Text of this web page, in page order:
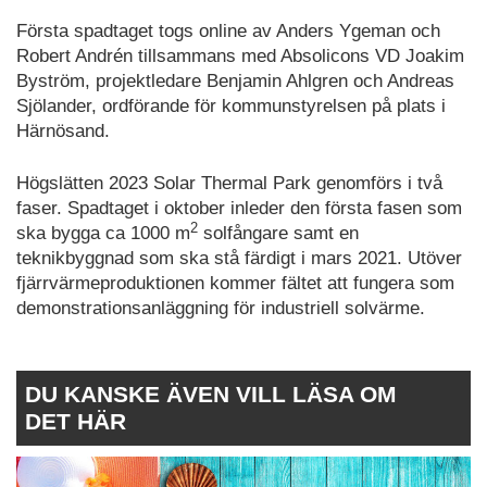
Första spadtaget togs online av Anders Ygeman och
Robert Andrén tillsammans med Absolicons VD Joakim
Byström, projektledare Benjamin Ahlgren och Andreas
Sjölander, ordförande för kommunstyrelsen på plats i
Härnösand.
Högslätten 2023 Solar Thermal Park genomförs i två
faser. Spadtaget i oktober inleder den första fasen som
ska bygga ca 1000 m2 solfångare samt en
teknikbyggnad som ska stå färdigt i mars 2021. Utöver
fjärrvärmeproduktionen kommer fältet att fungera som
demonstrationsanläggning för industriell solvärme.
DU KANSKE ÄVEN VILL LÄSA OM
DET HÄR